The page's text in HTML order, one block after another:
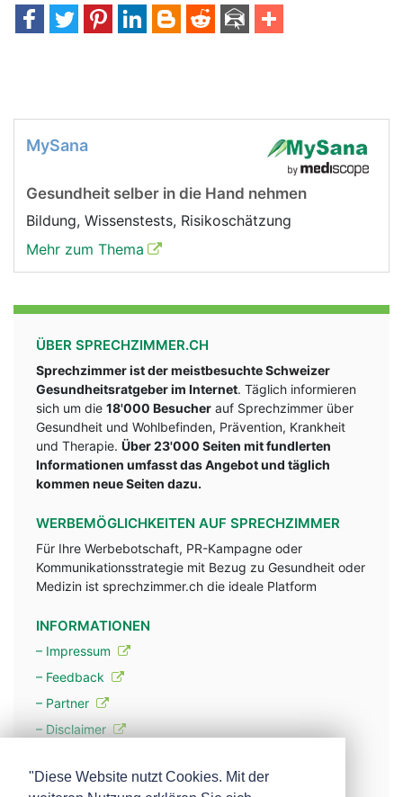
MySana
Gesundheit selber in die Hand nehmen
Bildung, Wissenstests, Risikoschätzung
Mehr zum Thema
ÜBER SPRECHZIMMER.CH
Sprechzimmer ist der meistbesuchte Schweizer
Gesundheitsratgeber im Internet. Täglich informieren
sich um die 18'000 Besucher auf Sprechzimmer über
Gesundheit und Wohlbefinden, Prävention, Krankheit
und Therapie. Über 23'000 Seiten mit fundlerten
Informationen umfasst das Angebot und täglich
kommen neue Seiten dazu.
WERBEMÖGLICHKEITEN AUF SPRECHZIMMER
Für Ihre Werbebotschaft, PR-Kampagne oder
Kommunikationsstrategie mit Bezug zu Gesundheit oder
Medizin ist sprechzimmer.ch die ideale Platform
INFORMATIONEN
– Impressum
– Feedback
– Partner
– Disclaimer
"Diese Website nutzt Cookies. Mit der